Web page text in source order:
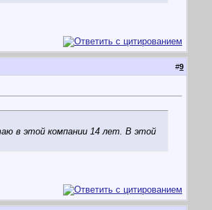
#9
в этой компании 14 лет. В этой